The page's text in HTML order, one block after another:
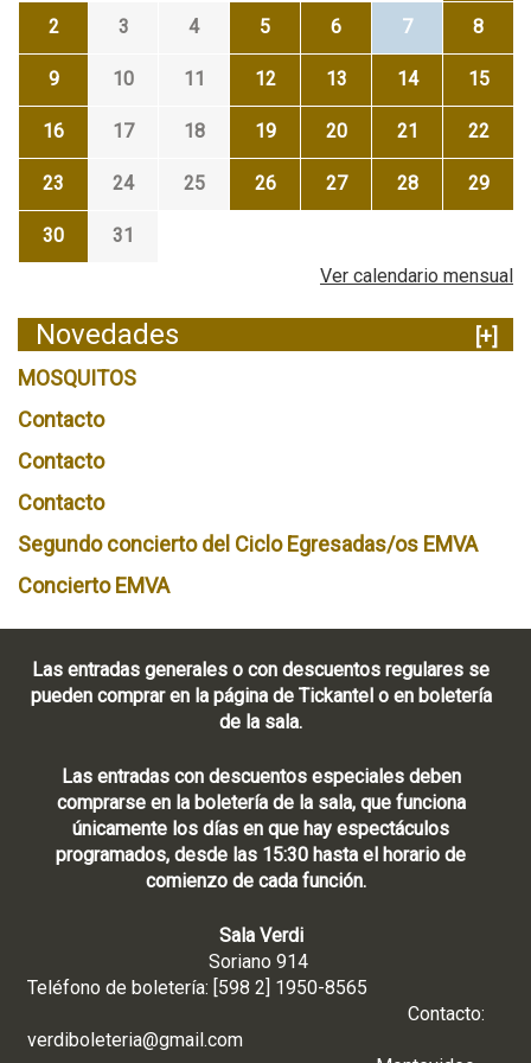
2 3 4 5 6 7 8
9 10 11 12 13 14 15
16 17 18 19 20 21 22
23 24 25 26 27 28 29
30
31
Ver calendario mensual
Novedades
[+]
MOSQUITOS
Contacto
Contacto
Contacto
Segundo concierto del Ciclo Egresadas/os EMVA
Concierto EMVA
Las entradas generales o con descuentos regulares se
pueden comprar en la página de Tickantel o en boletería
de la sala.
Las entradas con descuentos especiales deben
comprarse en la boletería de la sala, que funciona
únicamente los días en que hay espectáculos
programados, desde las 15:30 hasta el horario de
comienzo de cada función.
Sala Verdi
Soriano 914
Teléfono de boletería: [598 2] 1950-8565
Contacto:
verdiboleteria@gmail.com